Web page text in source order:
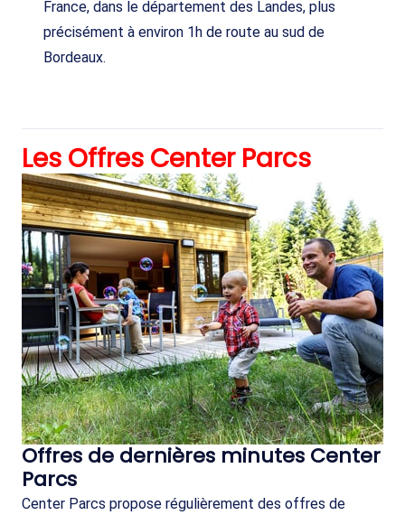
France, dans le département des Landes, plus
précisément à environ 1h de route au sud de
Bordeaux.
Les Offres Center Parcs
Offres de dernières minutes Center
Parcs
Center Parcs propose régulièrement des offres de